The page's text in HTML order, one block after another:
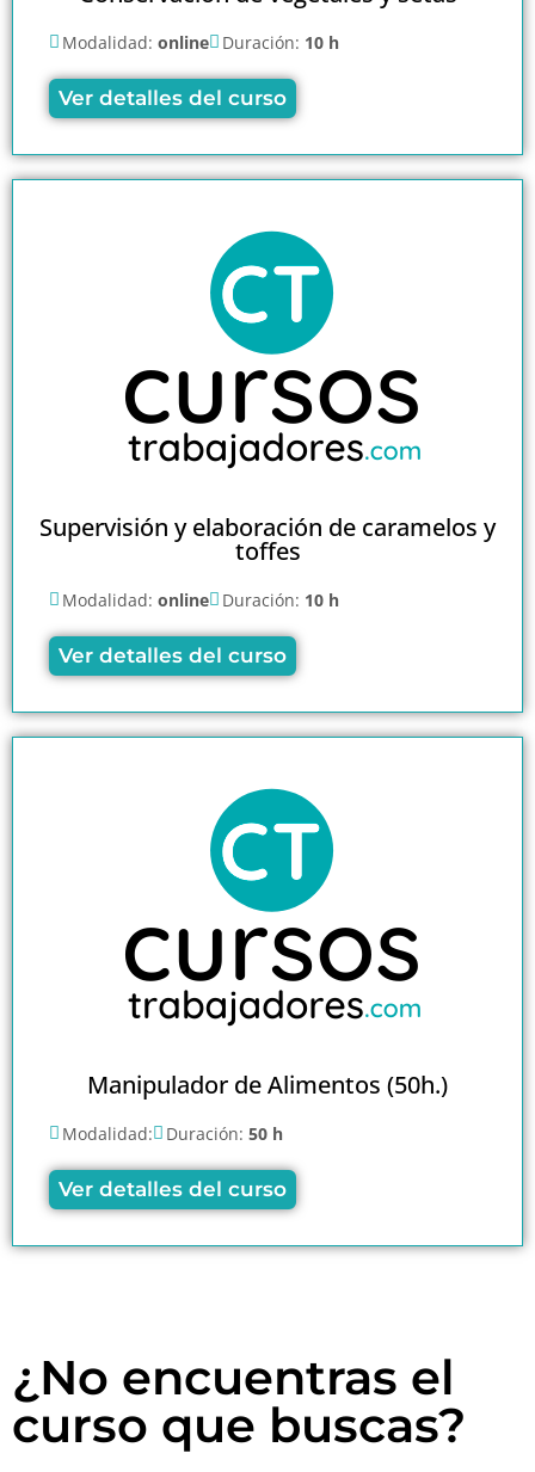
Modalidad: online Duración: 10 h
Ver detalles del curso
Supervisión y elaboración de caramelos y
toffes
Modalidad: online Duración: 10 h
Ver detalles del curso
Manipulador de Alimentos (50h.)
Modalidad: Duración: 50 h
Ver detalles del curso
¿No encuentras el
curso que buscas?